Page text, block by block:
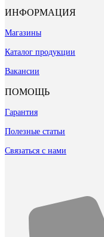
ИНФОРМАЦИЯ
Магазины
Каталог продукции
Вакансии
ПОМОЩЬ
Гарантия
Полезные статьи
Связаться с нами